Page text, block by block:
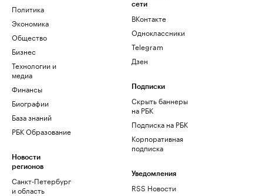
Политика
Экономика
Общество
Бизнес
Технологии и
медиа
Финансы
Биографии
База знаний
РБК Образование
Новости
регионов
Санкт-Петербург
и область
сети
ВКонтакте
Одноклассники
Telegram
Дзен
Подписки
Скрыть баннеры
на РБК
Подписка на РБК
Корпоративная
подписка
Уведомления
RSS Новости